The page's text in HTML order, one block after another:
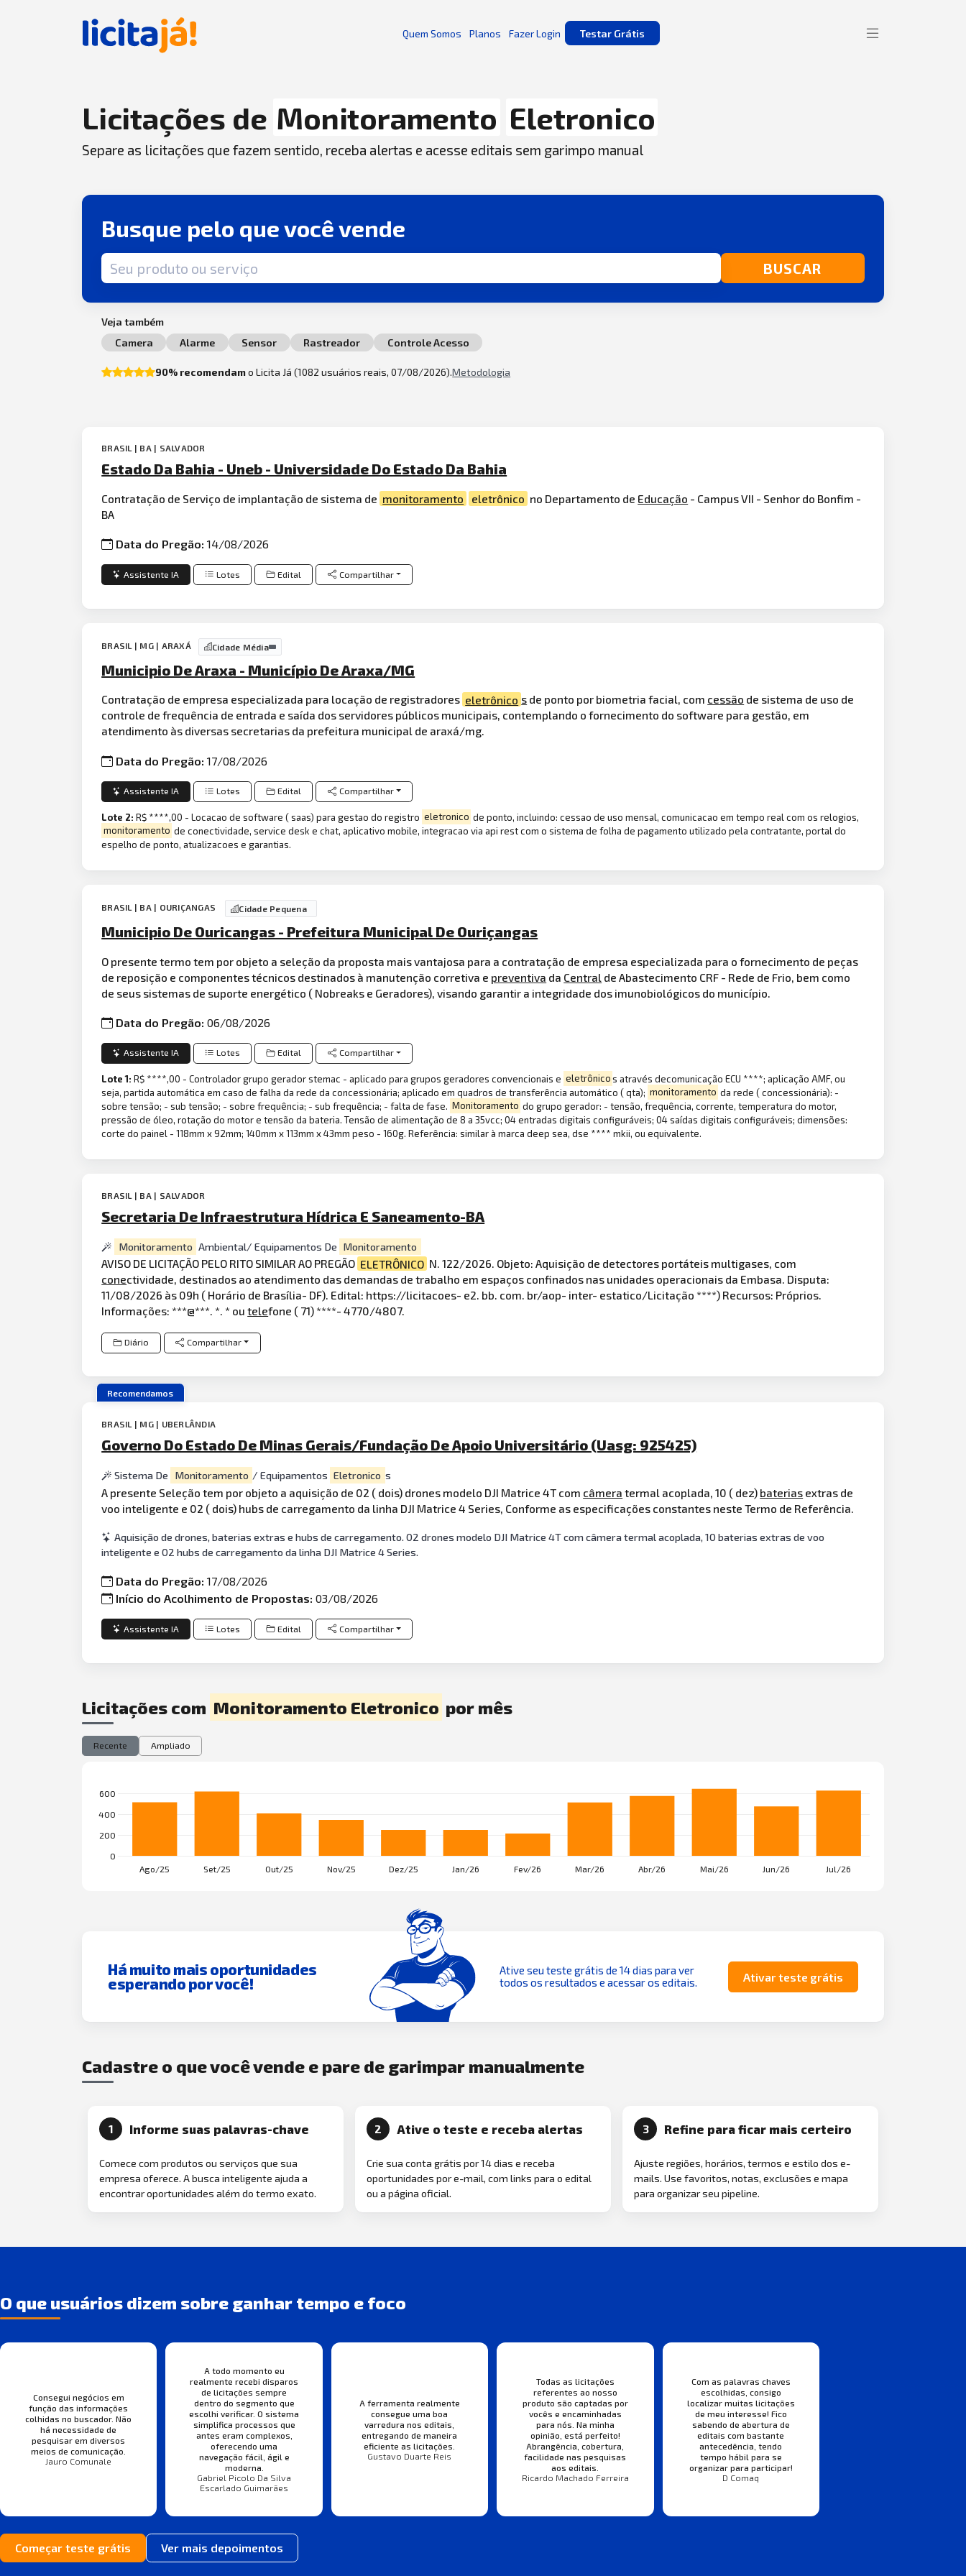
Quem Somos Planos Fazer Login Testar Grátis
Licitações de Monitoramento Eletronico
Separe as licitações que fazem sentido, receba alertas e acesse editais sem garimpo manual
Busque pelo que você vende
Termo de busca BUSCAR
Veja também
Camera
Alarme Sensor Rastreador Controle Acesso
90% recomendamo Licita Já (1082 usuários reais, 07/08/2026).Metodologia
BRASIL | BA | SALVADOR
Estado Da Bahia - Uneb - Universidade Do Estado Da Bahia
Contratação de Serviço de implantação de sistema de monitoramento eletrônico no Departamento de Educação - Campus VII - Senhor do Bonfim -
BA
Data do Pregão:14/08/2026
Assistente IA Lotes Edital Compartilhar
BRASIL | MG | ARAXÁ Cidade Média
Municipio De Araxa - Município De Araxa/MG
Contratação de empresa especializada para locação de registradores eletrônico s de ponto por biometria facial, com cessão de sistema de uso de
controle de frequência de entrada e saída dos servidores públicos municipais, contemplando o fornecimento do software para gestão, em
atendimento às diversas secretarias da prefeitura municipal de araxá/mg.
Data do Pregão:17/08/2026
Assistente IA Lotes Edital Compartilhar
Lote 2:R$ ****,00 - Locacao de software ( saas) para gestao do registro eletronico de ponto, incluindo: cessao de uso mensal, comunicacao em tempo real com os relogios,
monitoramento de conectividade, service desk e chat, aplicativo mobile, integracao via api rest com o sistema de folha de pagamento utilizado pela contratante, portal do
espelho de ponto, atualizacoes e garantias.
BRASIL | BA | OURIÇANGAS Cidade Pequena
Municipio De Ouricangas - Prefeitura Municipal De Ouriçangas
O presente termo tem por objeto a seleção da proposta mais vantajosa para a contratação de empresa especializada para o fornecimento de peças
de reposição e componentes técnicos destinados à manutenção corretiva e preventiva da Central de Abastecimento CRF - Rede de Frio, bem como
de seus sistemas de suporte energético ( Nobreaks e Geradores), visando garantir a integridade dos imunobiológicos do município.
Data do Pregão:06/08/2026
Assistente IA Lotes Edital Compartilhar
Lote 1:R$ ****,00 - Controlador grupo gerador stemac - aplicado para grupos geradores convencionais e eletrônicos através decomunicação ECU ****; aplicação AMF, ou
seja, partida automática em caso de falha da rede da concessionária; aplicado em quadros de transferência automático ( qta); monitoramento da rede ( concessionária): -
sobre tensão; - sub tensão; - sobre frequência; - sub frequência; - falta de fase. Monitoramento do grupo gerador: - tensão, frequência, corrente, temperatura do motor,
pressão de óleo, rotação do motor e tensão da bateria. Tensão de alimentação de 8 a 35vcc; 04 entradas digitais configuráveis; 04 saídas digitais configuráveis; dimensões:
corte do painel - 118mm x 92mm; 140mm x 113mm x 43mm peso - 160g. Referência: similar à marca deep sea, dse **** mkii, ou equivalente.
BRASIL | BA | SALVADOR
Secretaria De Infraestrutura Hídrica E Saneamento-BA
Monitoramento Ambiental/ Equipamentos De Monitoramento
AVISO DE LICITAÇÃO PELO RITO SIMILAR AO PREGÃO ELETRÔNICO N. 122/2026. Objeto: Aquisição de detectores portáteis multigases, com
conectividade, destinados ao atendimento das demandas de trabalho em espaços confinados nas unidades operacionais da Embasa. Disputa:
11/08/2026 às 09h ( Horário de Brasília- DF). Edital: https://licitacoes- e2. bb. com. br/aop- inter- estatico/Licitação ****) Recursos: Próprios.
Informações: ***@***. *. * outelefone ( 71) ****- 4770/4807.
Diário Compartilhar
Recomendamos
BRASIL | MG | UBERLÂNDIA
Governo Do Estado De Minas Gerais/Fundação De Apoio Universitário (Uasg: 925425)
Sistema De Monitoramento / Equipamentos Eletronico s
A presente Seleção tem por objeto a aquisição de 02 ( dois) drones modelo DJI Matrice 4T com câmera termal acoplada, 10 ( dez) baterias extras de
voo inteligente e 02 ( dois) hubs de carregamento da linha DJI Matrice 4 Series, Conforme as especificações constantes neste Termo de Referência.
Aquisição de drones, baterias extras e hubs de carregamento. 02 drones modelo DJI Matrice 4T com câmera termal acoplada, 10 baterias extras de voo
inteligente e 02 hubs de carregamento da linha DJI Matrice 4 Series.
Data do Pregão:17/08/2026
Início do Acolhimento de Propostas:03/08/2026
Assistente IA Lotes Edital Compartilhar
Licitações com Monitoramento Eletronico por mês
Recente Ampliado
Há muito mais oportunidades
esperando por você!
Ative seu teste grátis de 14 dias para ver
todos os resultados e acessar os editais.
Ativar teste grátis
Cadastre o que você vende e pare de garimpar manualmente
1 Informe suas palavras-chave
Comece com produtos ou serviços que sua
empresa oferece. A busca inteligente ajuda a
encontrar oportunidades além do termo exato.
2 Ative o teste e receba alertas
Crie sua conta grátis por 14 dias e receba
oportunidades por e-mail, com links para o edital
ou a página oficial.
3 Refine para ficar mais certeiro
Ajuste regiões, horários, termos e estilo dos e-
mails. Use favoritos, notas, exclusões e mapa
para organizar seu pipeline.
O que usuários dizem sobre ganhar tempo e foco
Consegui negócios em
função das informações
colhidas no buscador. Não
há necessidade de
pesquisar em diversos
meios de comunicação.
Jauro Comunale
A todo momento eu
realmente recebi disparos
de licitações sempre
dentro do segmento que
escolhi verificar. O sistema
simplifica processos que
antes eram complexos,
oferecendo uma
navegação fácil, ágil e
moderna.
Gabriel Picolo Da Silva
Escarlado Guimarães
A ferramenta realmente
consegue uma boa
varredura nos editais,
entregando de maneira
eficiente as licitações.
Gustavo Duarte Reis
Todas as licitações
referentes ao nosso
produto são captadas por
vocês e encaminhadas
para nós. Na minha
opinião, está perfeito!
Abrangência, cobertura,
facilidade nas pesquisas
aos editais.
Ricardo Machado Ferreira
Com as palavras chaves
escolhidas, consigo
localizar muitas licitações
de meu interesse! Fico
sabendo de abertura de
editais com bastante
antecedência, tendo
tempo hábil para se
organizar para participar!
D Comaq
Começar teste grátis Ver mais depoimentos